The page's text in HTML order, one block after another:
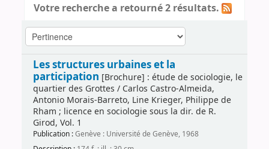
Votre recherche a retourné 2 résultats.
Les structures urbaines et la
participation [Brochure] : étude de sociologie, le
quartier des Grottes / Carlos Castro-Almeida,
Antonio Morais-Barreto, Line Krieger, Philippe de
Rham ; licence en sociologie sous la dir. de R.
Girod, Vol. 1
Publication :Genève : Université de Genève, 1968